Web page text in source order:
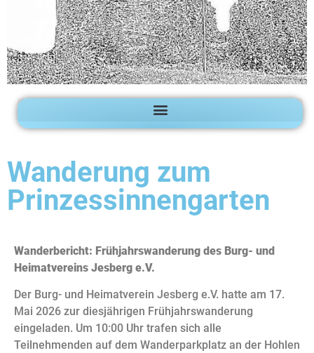
Wanderung zum
Prinzessinnengarten
Wanderbericht: Frühjahrswanderung des Burg- und
Heimatvereins Jesberg e.V.
Der Burg- und Heimatverein Jesberg e.V. hatte am 17.
Mai 2026 zur diesjährigen Frühjahrswanderung
eingeladen. Um 10:00 Uhr trafen sich alle
Teilnehmenden auf dem Wanderparkplatz an der Hohlen